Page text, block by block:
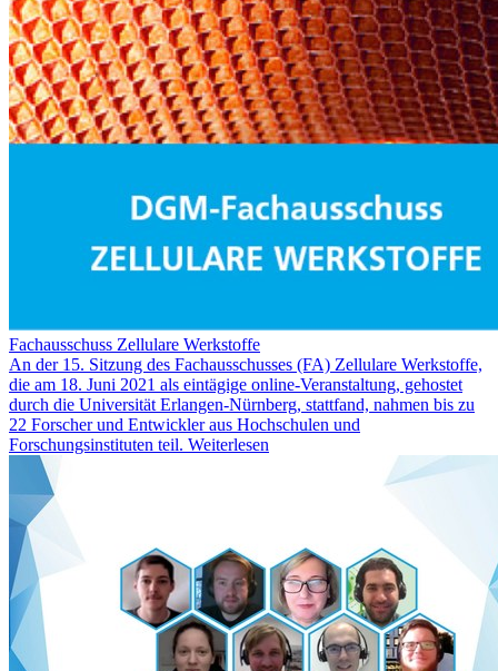
Fachausschuss Zellulare Werkstoffe
An der 15. Sitzung des Fachausschusses (FA) Zellulare Werkstoffe,
die am 18. Juni 2021 als eintägige online-Veranstaltung, gehostet
durch die Universität Erlangen-Nürnberg, stattfand, nahmen bis zu
22 Forscher und Entwickler aus Hochschulen und
Forschungsinstituten teil. Weiterlesen